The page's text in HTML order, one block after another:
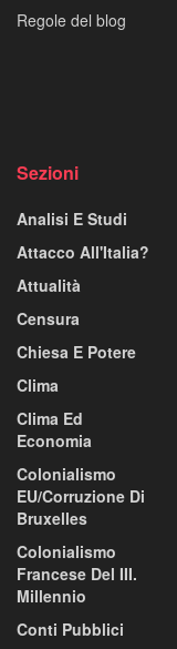
Regole del blog
Sezioni
Analisi E Studi
Attacco All'Italia?
Attualità
Censura
Chiesa E Potere
Clima
Clima Ed
Economia
Colonialismo
EU/corruzione Di
Bruxelles
Colonialismo
Francese Del III.
Millennio
Conti Pubblici